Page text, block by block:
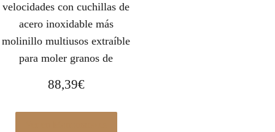
velocidades con cuchillas de
acero inoxidable más
molinillo multiusos extraíble
para moler granos de
88,39€